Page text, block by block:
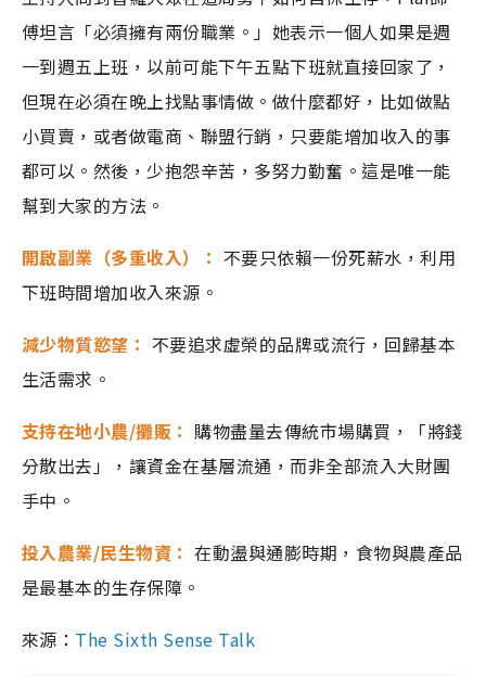
傅坦言「必須擁有兩份職業。」她表示一個人如果是週
一到週五上班，以前可能下午五點下班就直接回家了，
但現在必須在晚上找點事情做。做什麼都好，比如做點
小買賣，或者做電商、聯盟行銷，只要能增加收入的事
都可以。然後，少抱怨辛苦，多努力勤奮。這是唯一能
幫到大家的方法。
開啟副業（多重收入）： 不要只依賴一份死薪水，利用
下班時間增加收入來源。
減少物質慾望： 不要追求虛榮的品牌或流行，回歸基本
生活需求。
支持在地小農/攤販： 購物盡量去傳統市場購買，「將錢
分散出去」，讓資金在基層流通，而非全部流入大財團
手中。
投入農業/民生物資： 在動盪與通膨時期，食物與農產品
是最基本的生存保障。
來源： The Sixth Sense Talk